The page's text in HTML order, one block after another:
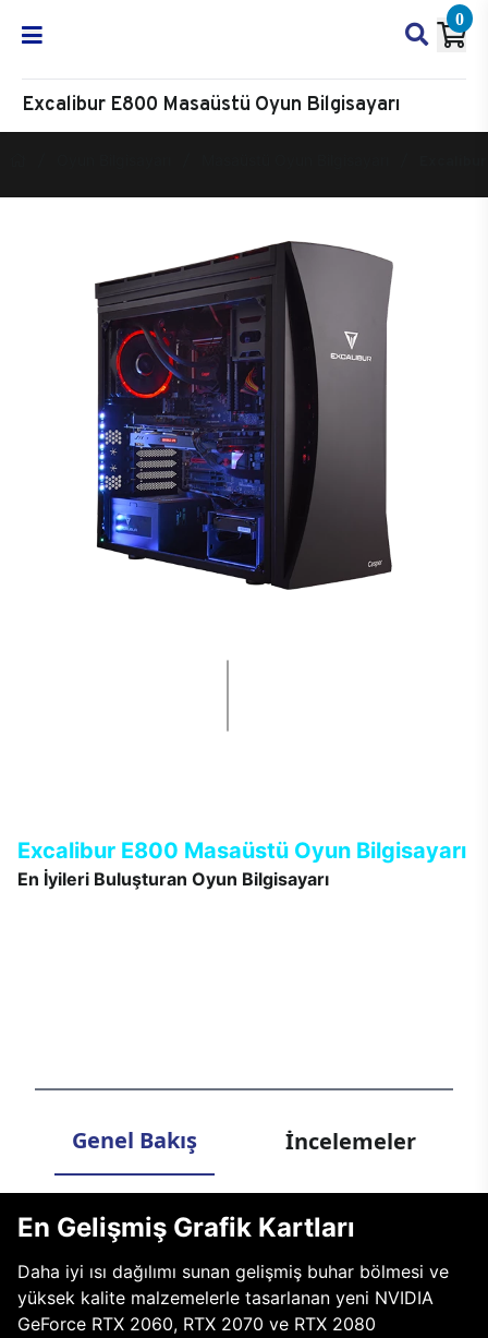
0
Excalibur E800 Masaüstü Oyun Bilgisayarı
Excalibur E800 Masaüstü Oyun Bilgisayarı
En İyileri Buluşturan Oyun Bilgisayarı
Genel Bakış İncelemeler
En Gelişmiş Grafik Kartları
Daha iyi ısı dağılımı sunan gelişmiş buhar bölmesi ve
yüksek kalite malzemelerle tasarlanan yeni NVIDIA
GeForce RTX 2060, RTX 2070 ve RTX 2080